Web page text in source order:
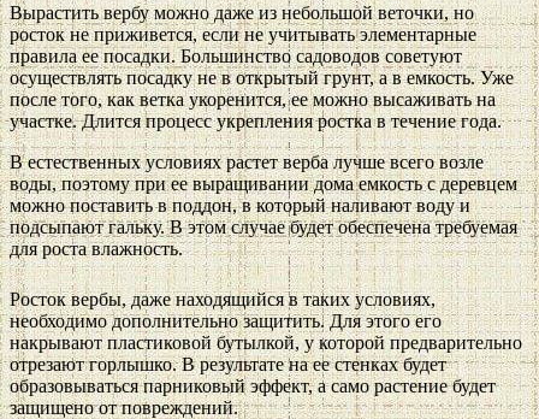
Вырастить вербу можно даже из небольшой веточки, но
росток не приживется, если не учитывать элементарные
правила ее посадки. Большинство садоводов советуют
осуществлять посадку не в открытый грунт, а в емкость. Уже
после того, как ветка укоренится, ее можно высаживать на
участке. Длится процесс укрепления ростка в течение года.
В естественных условиях растет верба лучше всего возле
воды, поэтому при ее выращивании дома емкость с деревцем
можно поставить в поддон, в который наливают воду и
подсыпают гальку. В этом случае будет обеспечена требуемая
для роста влажность.
Росток вербы, даже находящийся в таких условиях,
необходимо дополнительно защитить. Для этого его
накрывают пластиковой бутылкой, у которой предварительно
отрезают горлышко. В результате на ее стенках будет
образовываться парниковый эффект, а само растение будет
защищено от повреждений.